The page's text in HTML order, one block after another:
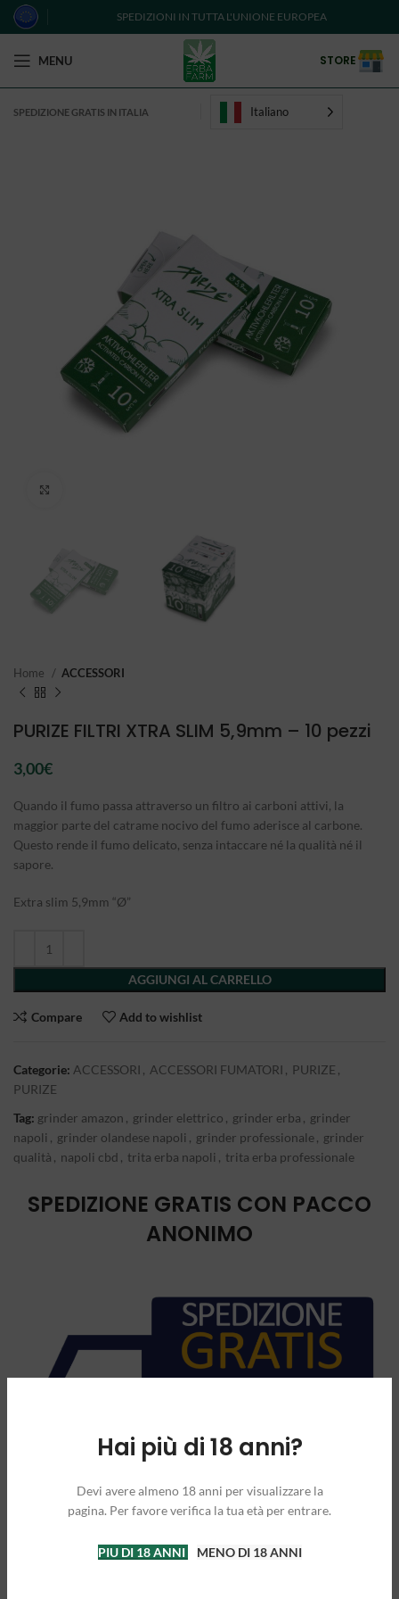
Hai più di 18 anni?
Devi avere almeno 18 anni per visualizzare la
pagina. Per favore verifica la tua età per entrare.
PIU DI 18 ANNI MENO DI 18 ANNI
SPEDIZIONI IN TUTTA L'UNIONE EUROPEA
MENU STORE
SPEDIZIONE GRATIS IN ITALIA Italiano
Home ACCESSORI
PURIZE FILTRI XTRA SLIM 5,9mm – 10 pezzi
3,00€
Quando il fumo passa attraverso un filtro ai carboni attivi, la
maggior parte del catrame nocivo del fumo aderisce al carbone.
Questo rende il fumo delicato, senza intaccare né la qualità né il
sapore.
Extra slim 5,9mm “Ø”
AGGIUNGI AL CARRELLO
Compare Add to wishlist
Categorie: ACCESSORI , ACCESSORI FUMATORI , PURIZE ,
PURIZE
Tag: grinder amazon , grinder elettrico , grinder erba , grinder
napoli , grinder olandese napoli , grinder professionale, grinder
qualità , napoli cbd , trita erba napoli , trita erba professionale
SPEDIZIONE GRATIS CON PACCO
ANONIMO